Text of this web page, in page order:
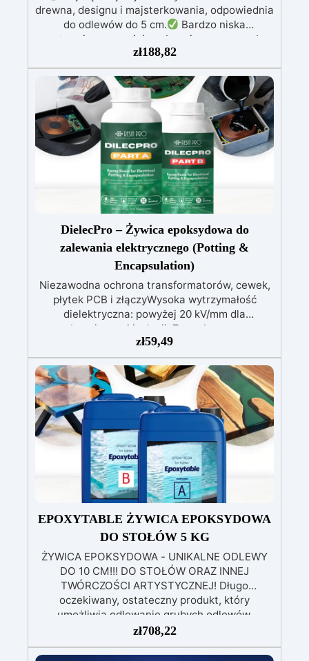
drewna, designu i majsterkowania, odpowiednia
do odlewów do 5 cm.
Bardzo niska
egzotermia zapewniająca bezpieczną pracę bez
Odporna na zarysowania i
żółknięcie dzięki filtrom UV i wysokiej jakości
mechanicznej.
Niska lepkość, eliminująca
pęcherzyki powietrza i zapewniająca gładkie
wykończenie.
Bezpieczna i nietoksyczna,
wolna od BPA/VOC, certyfikowana do
długotrwałego kontaktu ze skórą.
zł188,82
DielecPro – Żywica epoksydowa do
zalewania elektrycznego (Potting &
Encapsulation)
Niezawodna ochrona transformatorów, cewek,
płytek PCB i złączyWysoka wytrzymałość
dielektryczna: powyżej 20 kV/mm dla
bezpiecznej izolacji. Zero skurczu:
gwarantowana stabilność wymiarowa podczas
utwardzania. Odporność na wilgoć i środki
chemiczne: idealna także do trudnych
warunków. Wszechstronna: odpowiednia do
transformatorów, uzwojeń, płytek PCB i
wrażliwych elementów. Długotrwała
niezawodność: chroni systemy do +150°C
temperatury pracy Dostępna w wersji
przezroczystej (do LED i łatwej kontroli) oraz z
czarnym barwnikiem – osobno, dla ochrony
patentowej i anty-sabotażowej.
zł59,49
EPOXYTABLE ŻYWICA EPOKSYDOWA
DO STOŁÓW 5 KG
ŻYWICA EPOKSYDOWA - UNIKALNE ODLEWY
DO 10 CM!!! DO STOŁÓW ORAZ INNEJ
TWÓRCZOŚCI ARTYSTYCZNEJ! Długo
oczekiwany, ostateczny produkt, który
umożliwia odlewanie grubych odlewów,
nieżółknący i odporny na zarysowania.
Specjalnie opracowany przez Zespół RESIN
PRO, aby zapewnić swoim klientom doskonały
zł708,22